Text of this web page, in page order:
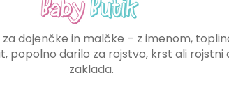
dojenčke in malčke – z imenom,
popolno darilo za rojstvo, krst ali rojstni
zaklada.